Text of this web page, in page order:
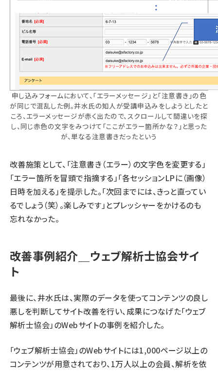
申し込みフォームにおいて、「エラーメッセージ」と「注意書き」の色
が同じで混乱した例。井水氏の知人が受講申込みをしようとしたと
ころ、エラーメッセージが赤く出たので、スクロールして間違いを探
し、同じ赤色の文字をみつけて「ここがエラー箇所かな？」と思った
が、単なる注意書きだったという
改善施策として、「注意書き（エラー）の文字色を変更する」
「エラー箇所を冒頭で指摘する」「各セッションLPに（画像）
日時を加える」を提示した。「次回までには、きっと直ってい
るでしょう（笑）。楽しみです」とプレッシャーをかけるのも
忘れなかった。
改善事例紹介＿ウェブ解析士協会サイ
ト
最後に、井水氏は、実際のデータを使ってコンテンツの良し
悪しを判断してサイト改善を行い、成果につなげた「ウェブ
解析士協会」のWebサイトの事例を紹介した。
「ウェブ解析士協会」のWebサイトには1,000ページ以上の
コンテンツが用意されており、1万人以上の会員、解析を依